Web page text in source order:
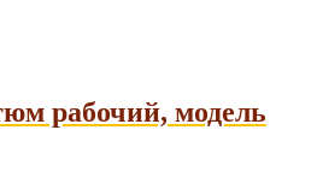
рабочий, модель